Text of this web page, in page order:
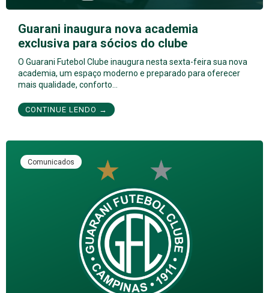
Guarani inaugura nova academia
exclusiva para sócios do clube
O Guarani Futebol Clube inaugura nesta sexta-feira sua nova
academia, um espaço moderno e preparado para oferecer
mais qualidade, conforto…
CONTINUE LENDO →
Comunicados